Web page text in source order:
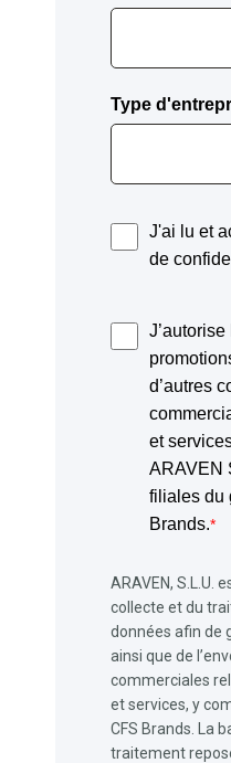
Type
J'ai lu et
de
J’autorise
d’autres
et
ARAVEN
filiales du
Brands.*
ARAVEN, S.L.U.
collecte et du
données afin de
ainsi que de
commerciales
et services, y
CFS Brands. La
traitement